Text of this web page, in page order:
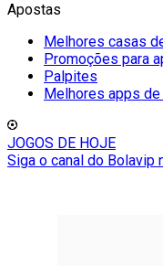
Apostas
Melhores casas
Promoções para
Palpites
Melhores apps
JOGOS DE HOJE
Siga o canal do Bolavip